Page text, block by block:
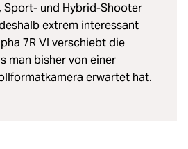
Sport- und Hybrid-Shooter
extrem interessant
7R VI verschiebt die
man bisher von einer
erwartet hat.